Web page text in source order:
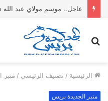
بحث
الرئيسية / تصنيف الرئيسي / منبر
منبر الجديدة بريس